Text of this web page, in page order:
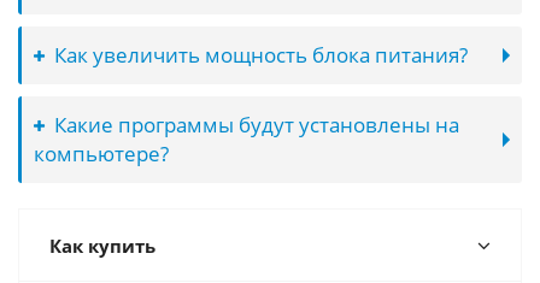
Как увеличить мощность блока питания?
Какие программы будут установлены на
компьютере?
Как купить